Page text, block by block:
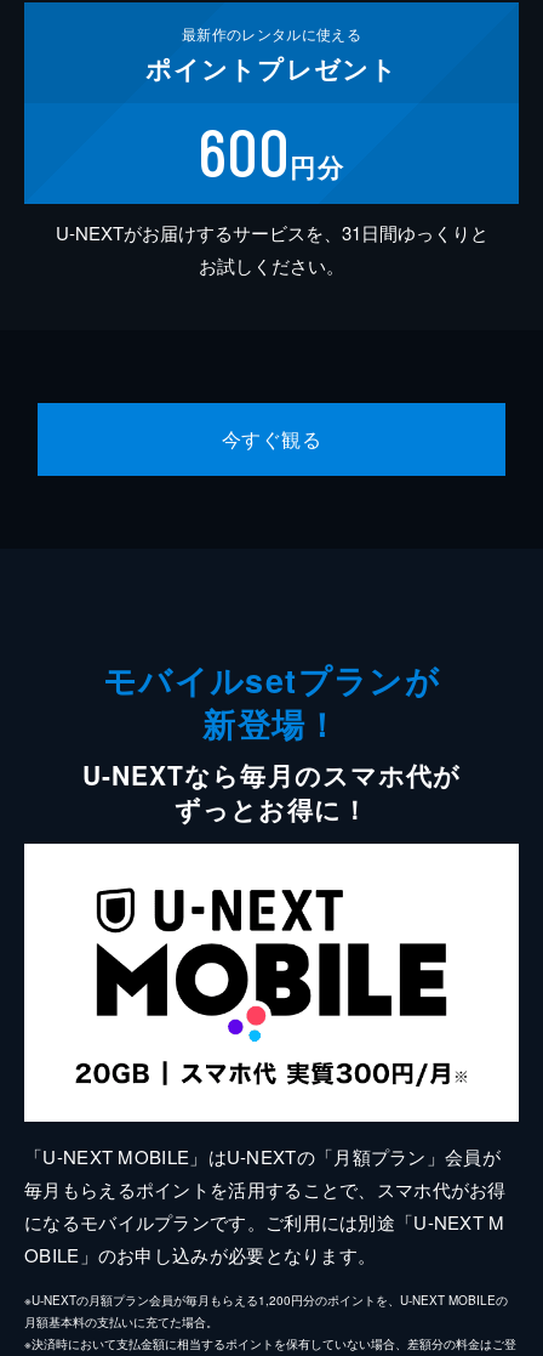
最新作のレンタルに使える
ポイント プレゼント
600円分
U-NEXTがお届けするサービスを、31日間ゆっくりと
お試しください。
今すぐ観る
モバイルsetプランが
新登場！
U-NEXTなら毎月のスマホ代が
ずっとお得に！
「U-NEXT MOBILE」はU-NEXTの「月額プラン」会員が
毎月もらえるポイントを活用することで、スマホ代がお得
になるモバイルプランです。ご利用には別途「U-NEXT M
OBILE」のお申し込みが必要となります。
※U-NEXTの月額プラン会員が毎月もらえる1,200円分のポイントを、U-NEXT MOBILEの
月額基本料の支払いに充てた場合。
※決済時において支払金額に相当するポイントを保有していない場合、差額分の料金はご登